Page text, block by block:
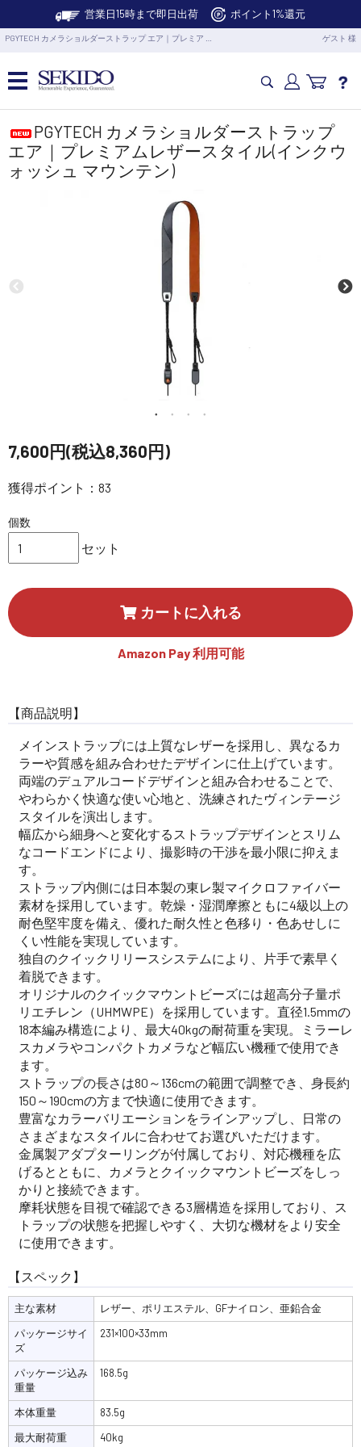
営業日15時まで即日出荷 ポイント1%還元
PGYTECH カメラショルダーストラップ エア｜プレミア … ゲスト 様
カメラドローン・生活家電
カメラ・スタビライザー
業務用ドローン・業務関連製品
講習会･国家資格･WEBセミナー
SEKIDO
コーポレートサイト
PGYTECH カメラショルダーストラップ
エア｜プレミアムレザースタイル(インクウ
ォッシュ マウンテン)
7,600円(税込8,360円)
獲得ポイント：83
個数
セット
カートに入れる
Amazon Pay 利用可能
【商品説明】
メインストラップには上質なレザーを採用し、異なるカ
ラーや質感を組み合わせたデザインに仕上げています。
両端のデュアルコードデザインと組み合わせることで、
やわらかく快適な使い心地と、洗練されたヴィンテージ
スタイルを演出します。
幅広から細身へと変化するストラップデザインとスリム
なコードエンドにより、撮影時の干渉を最小限に抑えま
す。
ストラップ内側には日本製の東レ製マイクロファイバー
素材を採用しています。乾燥・湿潤摩擦ともに4級以上の
耐色堅牢度を備え、優れた耐久性と色移り・色あせしに
くい性能を実現しています。
独自のクイックリリースシステムにより、片手で素早く
着脱できます。
オリジナルのクイックマウントビーズには超高分子量ポ
リエチレン（UHMWPE）を採用しています。直径1.5mmの
18本編み構造により、最大40kgの耐荷重を実現。ミラーレ
スカメラやコンパクトカメラなど幅広い機種で使用でき
ます。
ストラップの長さは80～136cmの範囲で調整でき、身長約
150～190cmの方まで快適に使用できます。
豊富なカラーバリエーションをラインアップし、日常の
さまざまなスタイルに合わせてお選びいただけます。
金属製アダプターリングが付属しており、対応機種を広
げるとともに、カメラとクイックマウントビーズをしっ
かりと接続できます。
摩耗状態を目視で確認できる3層構造を採用しており、ス
トラップの状態を把握しやすく、大切な機材をより安全
に使用できます。
【スペック】
主な素材
レザー、ポリエステル、GFナイロン、亜鉛合金
パッケージサイ
ズ
231×100×33mm
パッケージ込み
重量
168.5g
本体重量
83.5g
最大耐荷重
40kg